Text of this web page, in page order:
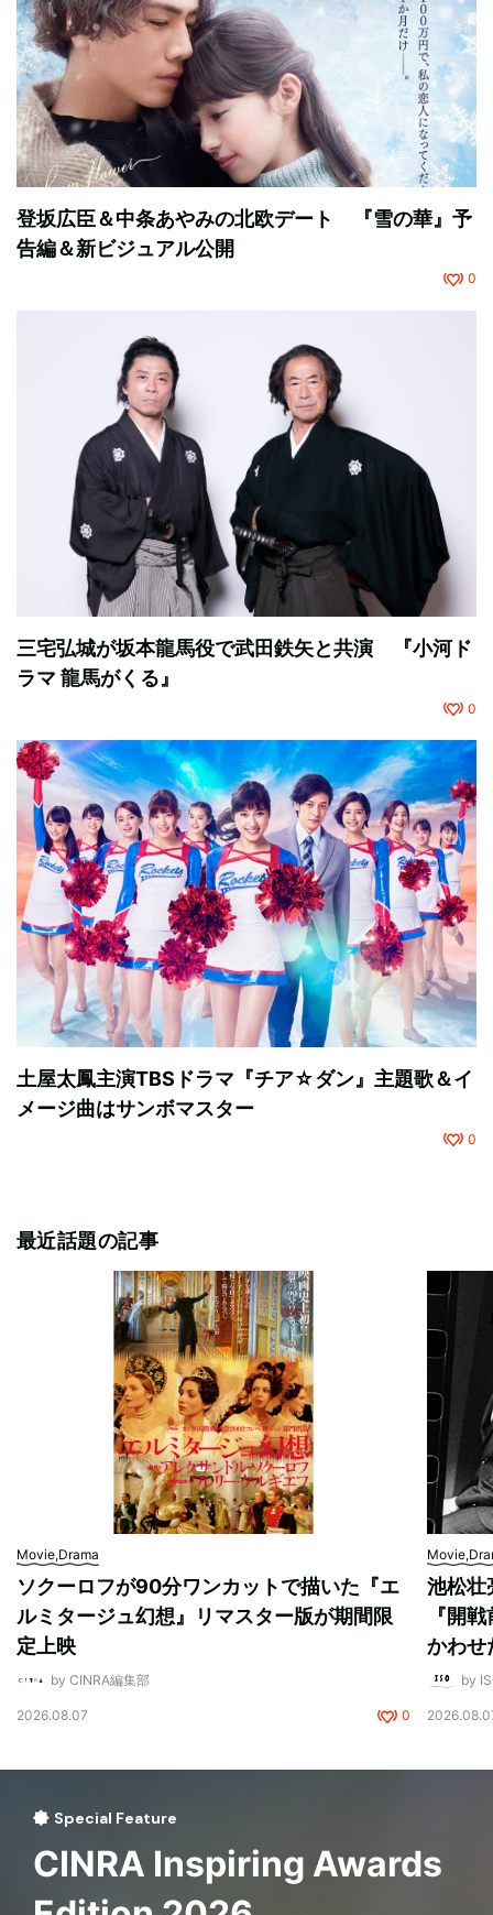
登坂広臣＆中条あやみの北欧デート 『雪の華』予
告編＆新ビジュアル公開
0
三宅弘城が坂本龍馬役で武田鉄矢と共演 『小河ド
ラマ 龍馬がくる』
0
土屋太鳳主演TBSドラマ『チア☆ダン』主題歌＆イ
メージ曲はサンボマスター
0
最近話題の記事
Movie,Drama
ソクーロフが90分ワンカットで描いた『エ
ルミタージュ幻想』リマスター版が期間限
定上映
by CINRA編集部
2026.08.07 0
池松壮
『開
かわせ
by
Special Feature
CINRA Inspiring Awards